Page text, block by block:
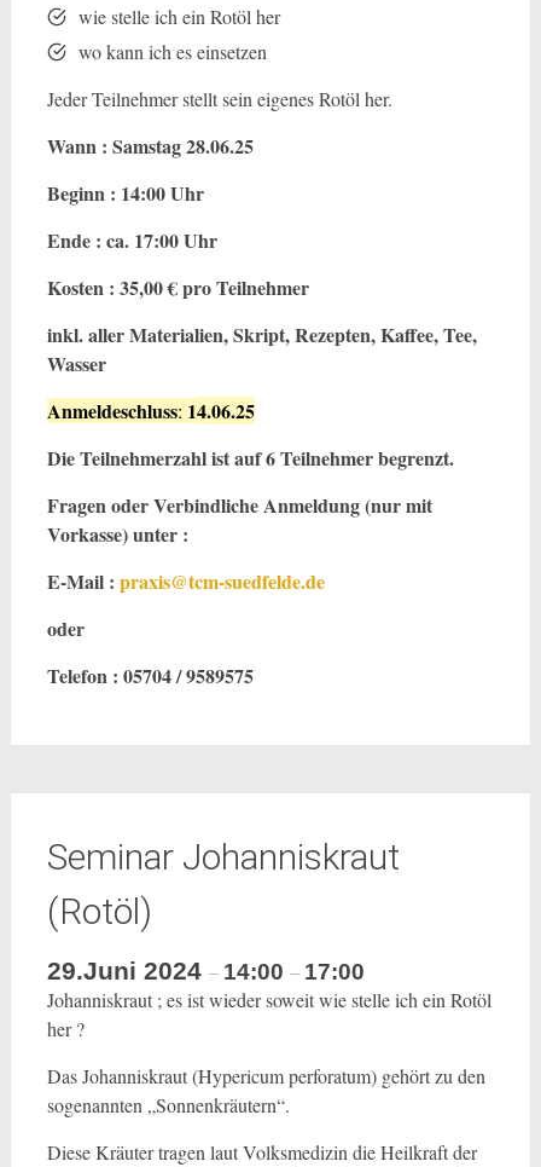
wie stelle ich ein Rotöl her
wo kann ich es einsetzen
Jeder Teilnehmer stellt sein eigenes Rotöl her.
Wann : Samstag 28.06.25
Beginn : 14:00 Uhr
Ende : ca. 17:00 Uhr
Kosten : 35,00 € pro Teilnehmer
inkl. aller Materialien, Skript, Rezepten, Kaffee, Tee,
Wasser
Anmeldeschluss: 14.06.25
Die Teilnehmerzahl ist auf 6 Teilnehmer begrenzt.
Fragen oder Verbindliche Anmeldung (nur mit
Vorkasse) unter :
E-Mail : praxis@tcm-suedfelde.de
oder
Telefon : 05704 / 9589575
Seminar Johanniskraut
(Rotöl)
29.Juni 2024 – 14:00 – 17:00
Johanniskraut ; es ist wieder soweit wie stelle ich ein Rotöl
her ?
Das Johanniskraut (Hypericum perforatum) gehört zu den
sogenannten „Sonnenkräutern“.
Diese Kräuter tragen laut Volksmedizin die Heilkraft der